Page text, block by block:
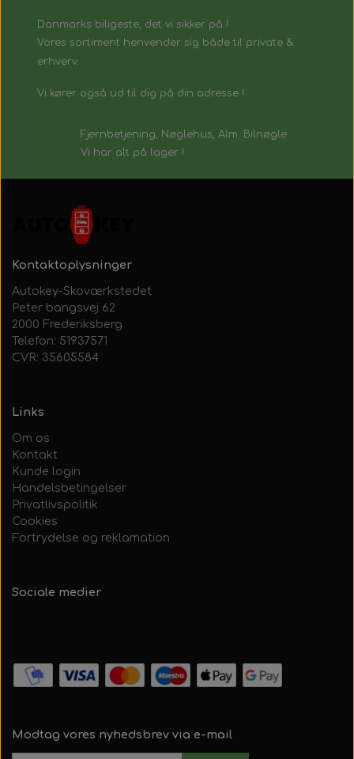
Danmarks biligeste, det vi sikker på !
Vores sortiment henvender sig både til private &
erhverv.
Vi kører også ud til dig på din adresse !
Fjernbetjening, Nøglehus, Alm. Bilnøgle
Vi har alt på lager !
Kontaktoplysninger
Autokey-Skoværkstedet
Peter bangsvej 62
2000 Frederiksberg
Telefon: 51937571
CVR: 35605584
Links
Om os
Kontakt
Kunde login
Handelsbetingelser
Privatlivspolitik
Cookies
Fortrydelse og reklamation
Sociale medier
Modtag vores nyhedsbrev via e-mail